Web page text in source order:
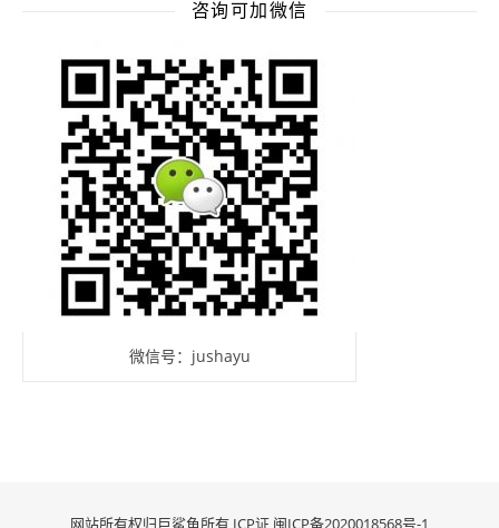
咨询可加微信
微信号：jushayu
网站所有权归巨鲨鱼所有 ICP证 闽ICP备2020018568号-1